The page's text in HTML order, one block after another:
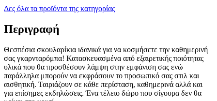
Δες όλα τα προϊόντα της κατηγορίας
Περιγραφή
Θεσπέσια σκουλαρίκια ιδανικά για να κοσμήσετε την καθημερινή
σας γκαρνταρόμπα! Κατασκευασμένα από εξαιρετικής ποιότητας
υλικά που θα προσθέσουν λάμψη στην εμφάνιση σας ενώ
παράλληλα μπορούν να εκφράσουν το προσωπικό σας στιλ και
αισθητική. Ταιριάζουν σε κάθε περίσταση, καθημερινά αλλά και
για επίσημες εκδηλώσεις. Ένα τέλειο δώρο που σίγουρα δεν θα